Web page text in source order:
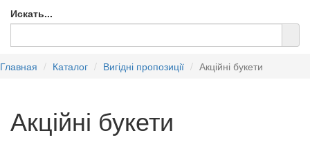
Искать...
Главная Каталог Вигідні пропозиції Акційні букети
Акційні букети